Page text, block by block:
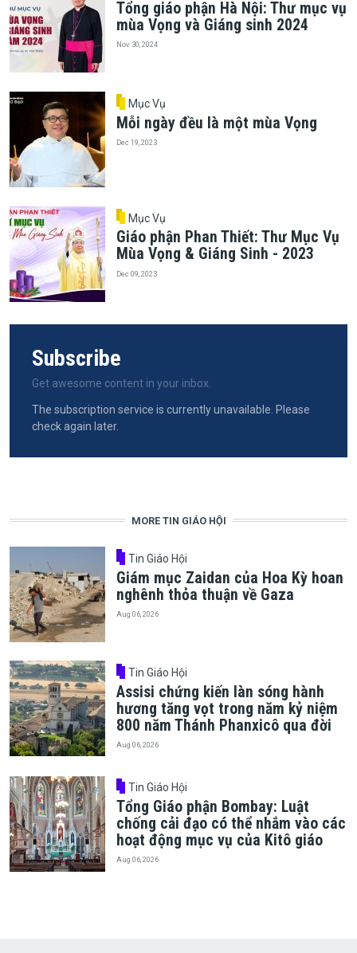
Tổng giáo phận Hà Nội: Thư mục vụ
mùa Vọng và Giáng sinh 2024
Nov 30, 2024
Mục Vụ
Mỗi ngày đều là một mùa Vọng
Dec 19, 2023
Mục Vụ
Giáo phận Phan Thiết: Thư Mục Vụ
Mùa Vọng & Giáng Sinh - 2023
Dec 09, 2023
Subscribe
Get awesome content in your inbox.
The subscription service is currently unavailable. Please
check again later.
MORE TIN GIÁO HỘI
Tin Giáo Hội
Giám mục Zaidan của Hoa Kỳ hoan
nghênh thỏa thuận về Gaza
Aug 06, 2026
Tin Giáo Hội
Assisi chứng kiến làn sóng hành
hương tăng vọt trong năm kỷ niệm
800 năm Thánh Phanxicô qua đời
Aug 06, 2026
Tin Giáo Hội
Tổng Giáo phận Bombay: Luật
chống cải đạo có thể nhắm vào các
hoạt động mục vụ của Kitô giáo
Aug 06, 2026